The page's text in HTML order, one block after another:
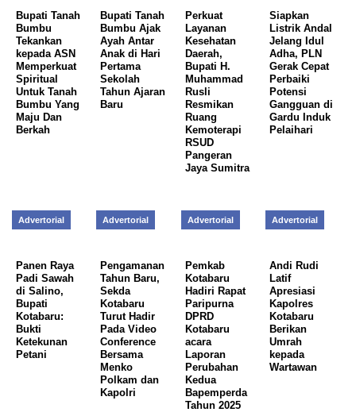
Bupati Tanah
Bumbu
Tekankan
kepada ASN
Memperkuat
Spiritual
Untuk Tanah
Bumbu Yang
Maju Dan
Berkah
Bupati Tanah
Bumbu Ajak
Ayah Antar
Anak di Hari
Pertama
Sekolah
Tahun Ajaran
Baru
Perkuat
Layanan
Kesehatan
Daerah,
Bupati H.
Muhammad
Rusli
Resmikan
Ruang
Kemoterapi
RSUD
Pangeran
Jaya Sumitra
Siapkan
Listrik Andal
Jelang Idul
Adha, PLN
Gerak Cepat
Perbaiki
Potensi
Gangguan di
Gardu Induk
Pelaihari
Advertorial
Panen Raya
Padi Sawah
di Salino,
Bupati
Kotabaru:
Bukti
Ketekunan
Petani
Advertorial
Pengamanan
Tahun Baru,
Sekda
Kotabaru
Turut Hadir
Pada Video
Conference
Bersama
Menko
Polkam dan
Kapolri
Advertorial
Pemkab
Kotabaru
Hadiri Rapat
Paripurna
DPRD
Kotabaru
acara
Laporan
Perubahan
Kedua
Bapemperda
Tahun 2025
Advertorial
Andi Rudi
Latif
Apresiasi
Kapolres
Kotabaru
Berikan
Umrah
kepada
Wartawan